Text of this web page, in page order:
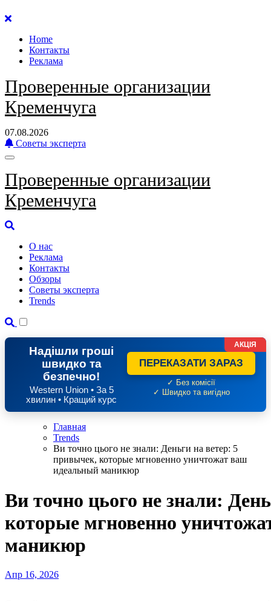
Перейти
содержанию
Home
Контакты
Реклама
Проверенные организации
Кременчуга
07.08.2026
Советы эксперта
Проверенные организации
Кременчуга
О нас
Реклама
Контакты
Обзоры
Советы эксперта
Trends
Надішли гроші
швидко та
безпечно!
Western Union • За 5
хвилин • Кращий курс
ПЕРЕКАЗАТИ ЗАРАЗ
✓ Без комісії
✓ Швидко та вигідно
АКЦІЯ
Главная
Trends
Ви точно цього не знали: Деньги на ветер: 5
привычек, которые мгновенно уничтожат ваш
идеальный маникюр
Ви точно цього не знали:
которые мгновенно
маникюр
Апр 16, 2026